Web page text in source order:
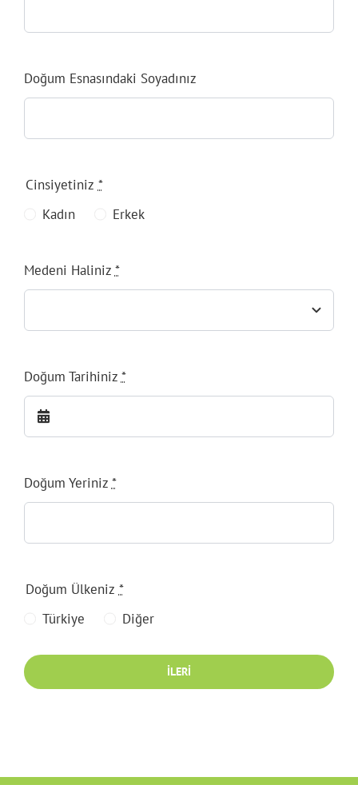
Doğum Esnasındaki Soyadınız
Cinsiyetiniz *
Kadın
Erkek
Medeni Haliniz *
Doğum Tarihiniz *
Doğum Yeriniz *
Doğum Ülkeniz *
Türkiye
Diğer
İLERI